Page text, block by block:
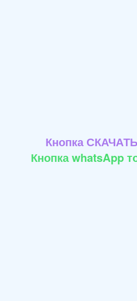
Кнопка
Кнопка whatsApp